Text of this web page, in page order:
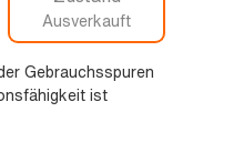
Ausverkauft
Gebrauchsspuren
ist